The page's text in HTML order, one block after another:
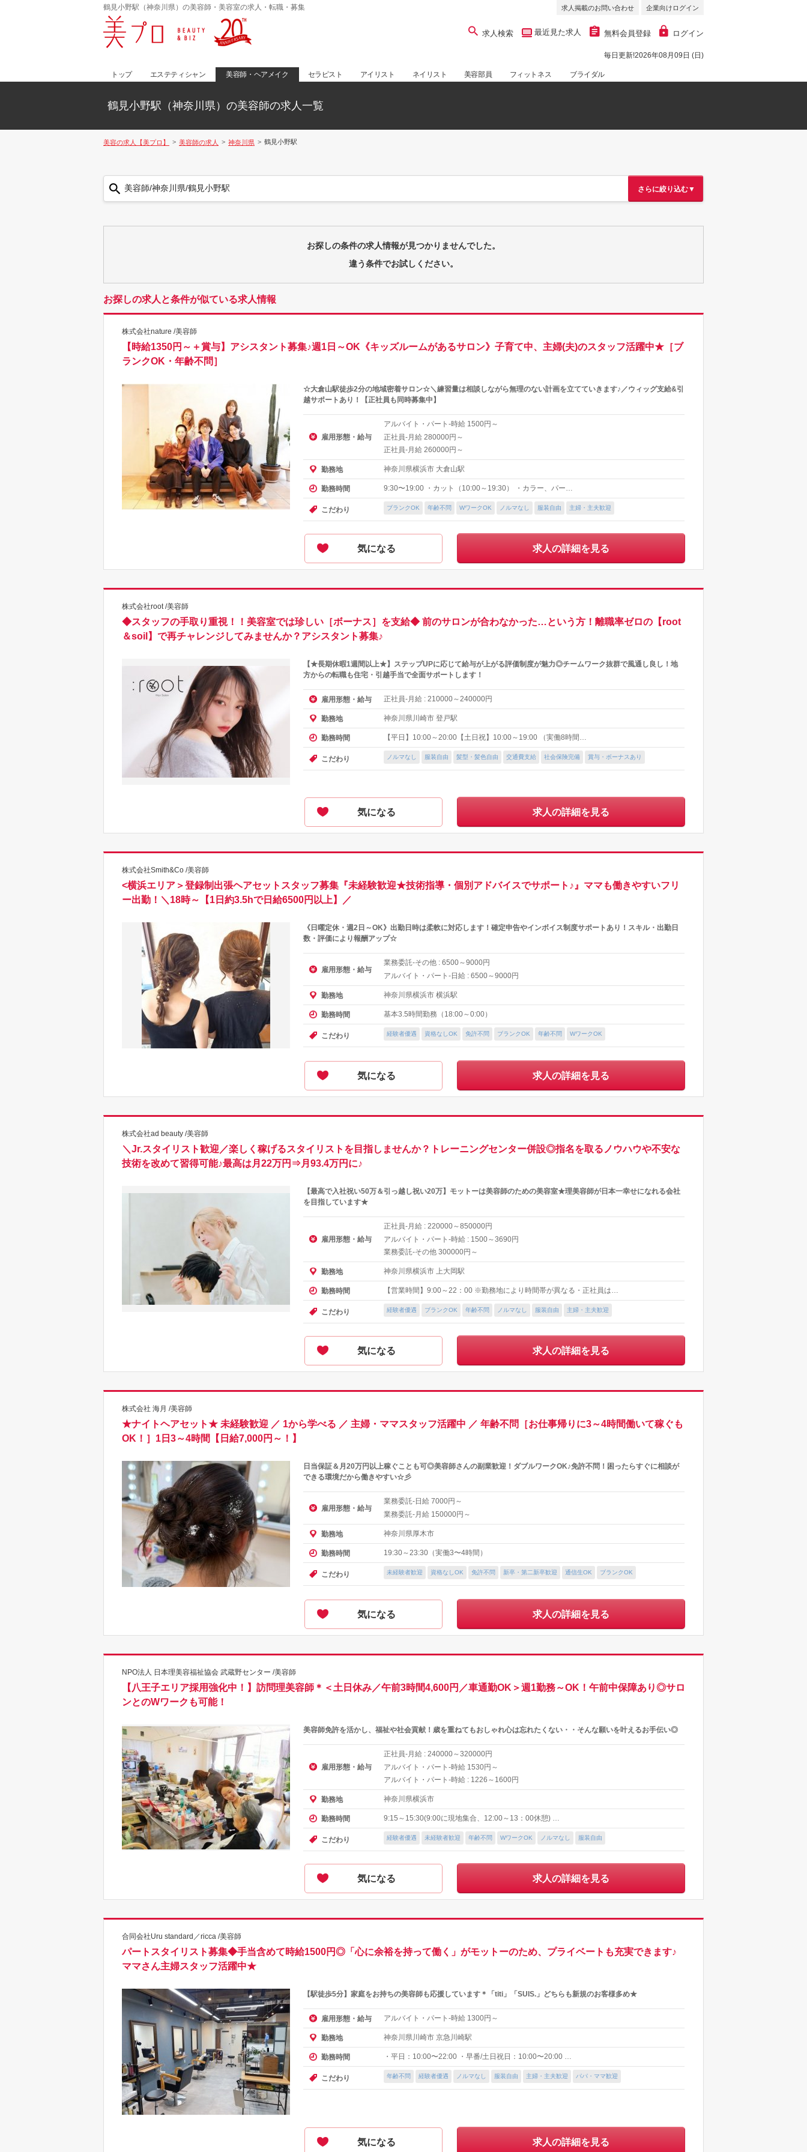
鶴見小野駅（神奈川県）の美容師・美容室の求人・転職・募集 求人掲載のお問い合わせ 企業向けログイン
求人検索 最近見た求人 無料会員登録 ログイン
毎日更新!2026年08月09日 (日)
トップ エステティシャン 美容師・ヘアメイク セラピスト アイリスト ネイリスト 美容部員 フィットネス ブライダル
鶴見小野駅（神奈川県）の美容師の求人一覧
美容の求人【美プロ】 美容師の求人 神奈川県 鶴見小野駅
美容師/神奈川県/鶴見小野駅 さらに絞り込む▼
お探しの条件の求人情報が見つかりませんでした。
違う条件でお試しください。
お探しの求人と条件が似ている求人情報
株式会社nature /美容師
【時給1350円～＋賞与】アシスタント募集♪週1日～OK《キッズルームがあるサロン》子育て中、主婦(夫)のスタッフ活躍中★［ブ
ランクOK・年齢不問］
☆大倉山駅徒歩2分の地域密着サロン☆＼練習量は相談しながら無理のない計画を立てていきます♪／ウィッグ支給&引
越サポートあり！【正社員も同時募集中】
雇用形態・給与
アルバイト・パート-時給 1500円～
正社員-月給 280000円～
正社員-月給 260000円～
勤務地 神奈川県横浜市 大倉山駅
勤務時間 9:30〜19:00 ・カット（10:00～19:30） ・カラー、パー…
こだわり ブランクOK 年齢不問 WワークOK ノルマなし 服装自由 主婦・主夫歓迎
気になる 求人の詳細を見る
株式会社root /美容師
◆スタッフの手取り重視！！美容室では珍しい［ボーナス］を支給◆ 前のサロンが合わなかった…という方！離職率ゼロの【root
＆soil】で再チャレンジしてみませんか？アシスタント募集♪
【★長期休暇1週間以上★】ステップUPに応じて給与が上がる評価制度が魅力◎チームワーク抜群で風通し良し！地
方からの転職も住宅・引越手当で全面サポートします！
雇用形態・給与 正社員-月給 : 210000～240000円
勤務地 神奈川県川崎市 登戸駅
勤務時間 【平日】10:00～20:00【土日祝】10:00～19:00 （実働8時間…
こだわり ノルマなし 服装自由 髪型・髪色自由 交通費支給 社会保険完備 賞与・ボーナスあり
気になる 求人の詳細を見る
株式会社Smith&Co /美容師
<横浜エリア＞登録制出張ヘアセットスタッフ募集『未経験歓迎★技術指導・個別アドバイスでサポート♪』ママも働きやすいフリ
ー出勤！＼18時～【1日約3.5hで日給6500円以上】／
《日曜定休・週2日～OK》出勤日時は柔軟に対応します！確定申告やインボイス制度サポートあり！スキル・出勤日
数・評価により報酬アップ☆
雇用形態・給与
業務委託-その他 : 6500～9000円
アルバイト・パート-日給 : 6500～9000円
勤務地 神奈川県横浜市 横浜駅
勤務時間 基本3.5時間勤務（18:00～0:00）
こだわり 経験者優遇 資格なしOK 免許不問 ブランクOK 年齢不問 WワークOK
気になる 求人の詳細を見る
株式会社ad beauty /美容師
＼Jr.スタイリスト歓迎／楽しく稼げるスタイリストを目指しませんか？トレーニングセンター併設◎指名を取るノウハウや不安な
技術を改めて習得可能♪最高は月22万円⇒月93.4万円に♪
【最高で入社祝い50万＆引っ越し祝い20万】モットーは美容師のための美容室★理美容師が日本一幸せになれる会社
を目指しています★
雇用形態・給与
正社員-月給 : 220000～850000円
アルバイト・パート-時給 : 1500～3690円
業務委託-その他 300000円～
勤務地 神奈川県横浜市 上大岡駅
勤務時間 【営業時間】9:00～22：00 ※勤務地により時間帯が異なる・正社員は…
こだわり 経験者優遇 ブランクOK 年齢不問 ノルマなし 服装自由 主婦・主夫歓迎
気になる 求人の詳細を見る
株式会社 海月 /美容師
★ナイトヘアセット★ 未経験歓迎 ／ 1から学べる ／ 主婦・ママスタッフ活躍中 ／ 年齢不問［お仕事帰りに3～4時間働いて稼ぐも
OK！］1日3～4時間【日給7,000円～！】
日当保証＆月20万円以上稼ぐことも可◎美容師さんの副業歓迎！ダブルワークOK♪免許不問！困ったらすぐに相談が
できる環境だから働きやすい☆彡
雇用形態・給与
業務委託-日給 7000円～
業務委託-月給 150000円～
勤務地 神奈川県厚木市
勤務時間 19:30～23:30（実働3〜4時間）
こだわり 未経験者歓迎 資格なしOK 免許不問 新卒・第二新卒歓迎 通信生OK ブランクOK
気になる 求人の詳細を見る
NPO法人 日本理美容福祉協会 武蔵野センター /美容師
【八王子エリア採用強化中！】訪問理美容師＊＜土日休み／午前3時間4,600円／車通勤OK＞週1勤務～OK！午前中保障あり◎サロ
ンとのWワークも可能！
美容師免許を活かし、福祉や社会貢献！歳を重ねてもおしゃれ心は忘れたくない・・そんな願いを叶えるお手伝い◎
雇用形態・給与
正社員-月給 : 240000～320000円
アルバイト・パート-時給 1530円～
アルバイト・パート-時給 : 1226 ～ 1600円
勤務地 神奈川県横浜市
勤務時間 9:15～15:30(9:00に現地集合、12:00～13：00休憩) …
こだわり 経験者優遇 未経験者歓迎 年齢不問 WワークOK ノルマなし 服装自由
気になる 求人の詳細を見る
合同会社Uru standard／ricca /美容師
パートスタイリスト募集◆手当含めて時給1500円◎「心に余裕を持って働く」がモットーのため、プライベートも充実できます♪
ママさん主婦スタッフ活躍中★
【駅徒歩5分】家庭をお持ちの美容師も応援しています＊「titi」「SUIS.」どちらも新規のお客様多め★
雇用形態・給与 アルバイト・パート-時給 1300円～
勤務地 神奈川県川崎市 京急川崎駅
勤務時間 ・平日：10:00〜22:00 ・早番/土日祝日：10:00〜20:00 …
こだわり 年齢不問 経験者優遇 ノルマなし 服装自由 主婦・主夫歓迎 パパ・ママ歓迎
気になる 求人の詳細を見る